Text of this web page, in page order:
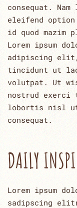
consequat.
eleifend option
id quod mazim
Lorem ipsum
adipiscing elit,
tincidunt ut
volutpat. Ut
nostrud exerci
lobortis nisl ut
consequat.
DAILY
Lorem ipsum
sadipscing